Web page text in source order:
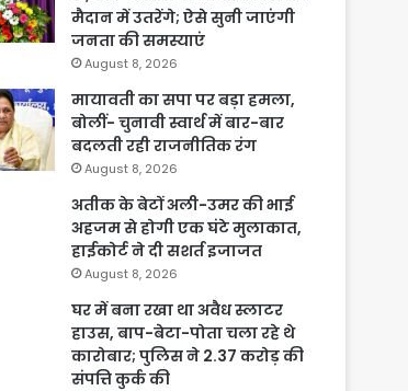
मैदान में उतरेंगे; ऐसे सुनी जाएंगी
जनता की समस्याएं
August 8, 2026
मायावती का सपा पर बड़ा हमला,
बोलीं- चुनावी स्वार्थ में बार-बार
बदलती रही राजनीतिक रंग
August 8, 2026
अतीक के बेटों अली-उमर की भाई
अहजम से होगी एक घंटे मुलाकात,
हाईकोर्ट ने दी सशर्त इजाजत
August 8, 2026
घर में बना रखा था अवैध स्लाटर
हाउस, बाप-बेटा-पोता चला रहे थे
कारोबार; पुलिस ने 2.37 करोड़ की
संपत्ति कुर्क की